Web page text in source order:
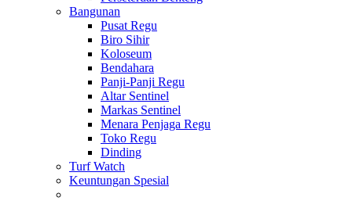
Bangunan
Pusat Regu
Biro Sihir
Koloseum
Bendahara
Panji-Panji Regu
Altar Sentinel
Markas Sentinel
Menara Penjaga Regu
Toko Regu
Dinding
Turf Watch
Keuntungan Spesial